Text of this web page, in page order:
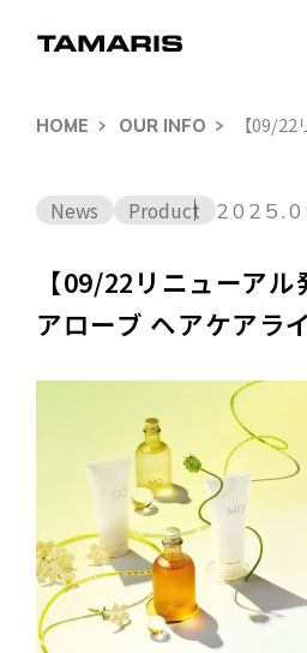
HOME OUR INFO 【09/
News Product
【09/22リニューア
アローブ ヘアケアラ